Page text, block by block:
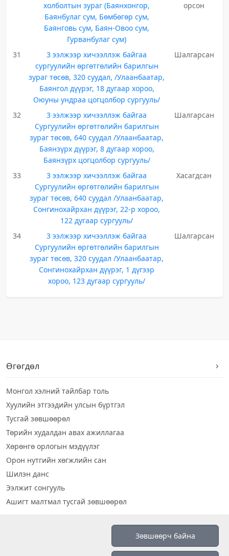
холболтын зураг (Баянхонгор,
Баянбулаг сум, Бөмбөгөр сум,
Баянговь сум, Баян-Овоо сум,
Гурванбулаг сум)
орсон
31
3 ээлжээр хичээллэж байгаа
сургуулийн өргөтгөлийн барилгын
зураг төсөв, 320 суудал, /Улаанбаатар,
Баянгол дүүрэг, 18 дугаар хороо,
Оюуны ундраа цогцолбор сургууль/
Шалгарсан
32
3 ээлжээр хичээллэж байгаа
Сургуулийн өргөтгөлийн барилгын
зураг төсөв, 640 суудал /Улаанбаатар,
Баянзүрх дүүрэг, 8 дугаар хороо,
Баянзүрх цогцолбор сургууль/
Шалгарсан
33
3 ээлжээр хичээллэж байгаа
Сургуулийн өргөтгөлийн барилгын
зураг төсөв, 640 суудал /Улаанбаатар,
Сонгинохайрхан дүүрэг, 22-р хороо,
122 дугаар сургууль/
Хасагдсан
34
3 ээлжээр хичээллэж байгаа
Сургуулийн өргөтгөлийн барилгын
зураг төсөв, 320 суудал /Улаанбаатар,
Сонгинохайрхан дүүрэг, 1 дүгээр
хороо, 123 дугаар сургууль/
Шалгарсан
Өгөгдөл
Монгол хэлний тайлбар толь
Хуулийн этгээдийн улсын бүртгэл
Тусгай зөвшөөрөл
Төрийн худалдан авах ажиллагаа
Хөрөнгө орлогын мэдүүлэг
Орон нутгийн хөгжлийн сан
Шилэн данс
Ээлжит сонгууль
Ашигт малтмал тусгай зөвшөөрөл
Зөвшөөрч байна